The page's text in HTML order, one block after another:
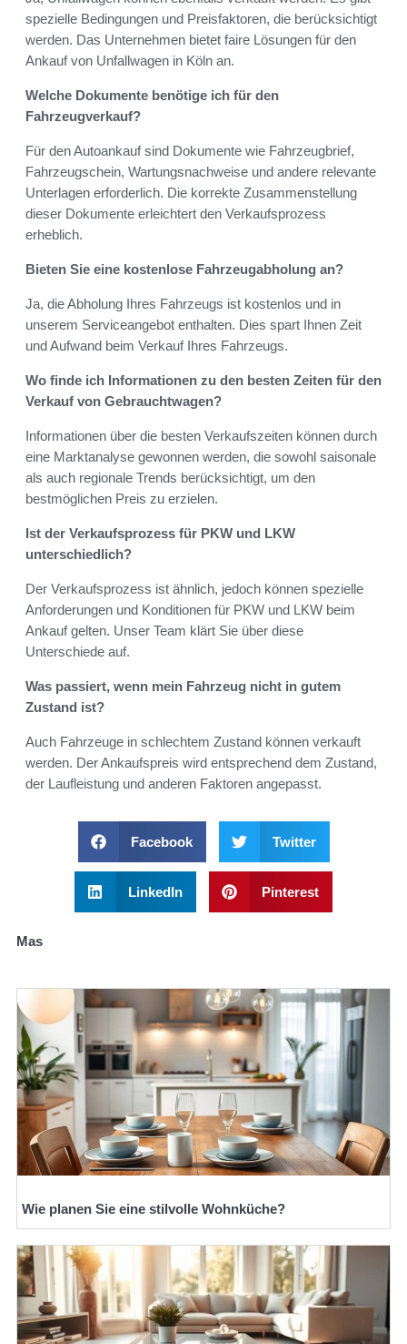
spezielle Bedingungen und Preisfaktoren, die berücksichtigt
werden. Das Unternehmen bietet faire Lösungen für den
Ankauf von Unfallwagen in Köln an.
Welche Dokumente benötige ich für den
Fahrzeugverkauf?
Für den Autoankauf sind Dokumente wie Fahrzeugbrief,
Fahrzeugschein, Wartungsnachweise und andere relevante
Unterlagen erforderlich. Die korrekte Zusammenstellung
dieser Dokumente erleichtert den Verkaufsprozess
erheblich.
Bieten Sie eine kostenlose Fahrzeugabholung an?
Ja, die Abholung Ihres Fahrzeugs ist kostenlos und in
unserem Serviceangebot enthalten. Dies spart Ihnen Zeit
und Aufwand beim Verkauf Ihres Fahrzeugs.
Wo finde ich Informationen zu den besten Zeiten für den
Verkauf von Gebrauchtwagen?
Informationen über die besten Verkaufszeiten können durch
eine Marktanalyse gewonnen werden, die sowohl saisonale
als auch regionale Trends berücksichtigt, um den
bestmöglichen Preis zu erzielen.
Ist der Verkaufsprozess für PKW und LKW
unterschiedlich?
Der Verkaufsprozess ist ähnlich, jedoch können spezielle
Anforderungen und Konditionen für PKW und LKW beim
Ankauf gelten. Unser Team klärt Sie über diese
Unterschiede auf.
Was passiert, wenn mein Fahrzeug nicht in gutem
Zustand ist?
Auch Fahrzeuge in schlechtem Zustand können verkauft
werden. Der Ankaufspreis wird entsprechend dem Zustand,
der Laufleistung und anderen Faktoren angepasst.
Facebook Twitter
LinkedIn Pinterest
Mas
Wie planen Sie eine stilvolle Wohnküche?